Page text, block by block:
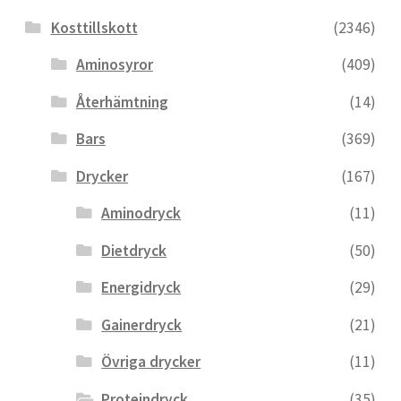
Kosttillskott
(2346)
Aminosyror
(409)
Återhämtning
(14)
Bars
(369)
Drycker
(167)
Aminodryck
(11)
Dietdryck
(50)
Energidryck
(29)
Gainerdryck
(21)
Övriga drycker
(11)